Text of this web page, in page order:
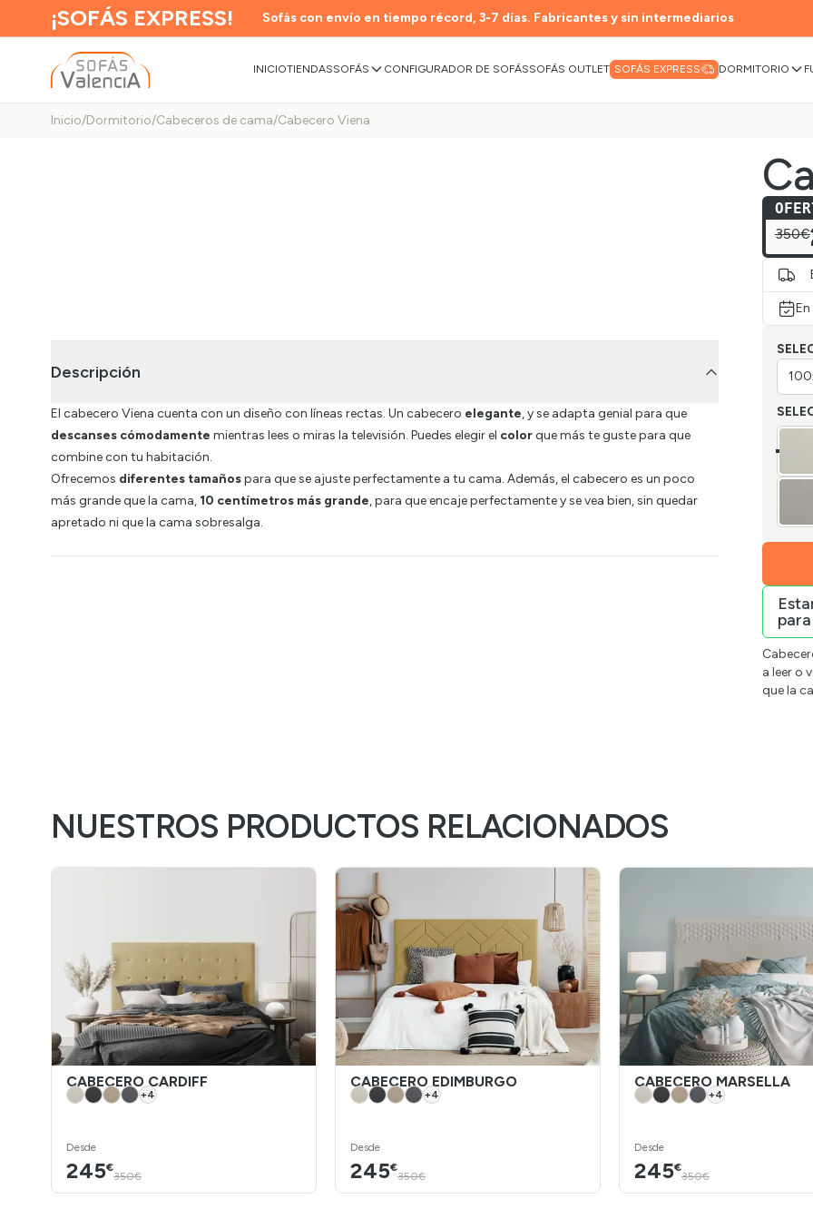
¡SOFÁS EXPRESS! Sofás con envío en tiempo récord, 3-7 días. Fabricantes y sin intermediarios
INICIOTIENDASSOFÁS CONFIGURADOR DE SOFÁSSOFÁS OUTLET SOFÁS EXPRESS DORMITORIO
Inicio/Dormitorio/Cabeceros de cama/Cabecero Viena
350€
a leer o
que la
Descripción
El cabecero Viena cuenta con un diseño con líneas rectas. Un cabecero elegante, y se adapta genial para que
descanses cómodamente mientras lees o miras la televisión. Puedes elegir el colorque más te guste para que
combine con tu habitación.
Ofrecemos diferentes tamañospara que se ajuste perfectamente a tu cama. Además, el cabecero es un poco
más grande que la cama, 10 centímetros más grande, para que encaje perfectamente y se vea bien, sin quedar
apretado ni que la cama sobresalga.
NUESTROS PRODUCTOS RELACIONADOS
CABECERO CARDIFF
+4
Desde
245€
350€
CABECERO EDIMBURGO
+4
Desde
245€
350€
CABECERO MARSELLA
+4
Desde
245€
350€